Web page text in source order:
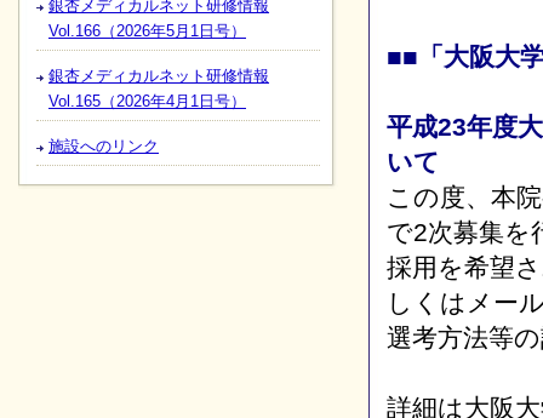
銀杏メディカルネット研修情報
Vol.166（2026年5月1日号）
銀杏メディカルネット研修情報
Vol.165（2026年4月1日号）
施設へのリンク
■■「大阪大
平成23年度
いて
この度、本
で2次募集を
採用を希望
しくはメー
選考方法等
詳細は大阪